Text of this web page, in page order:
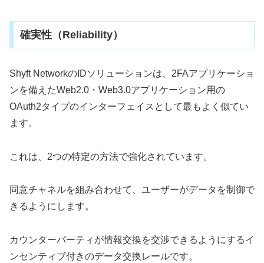
確実性（Reliability）
Shyft NetworkのIDソリューションは、2FAアプリケーショ
ンを備えたWeb2.0・Web3.0アプリケーション用の
OAuth2タイプのインターフェイスとして最もよく似てい
ます。
これは、2つの特定の方法で強化されています。
同意チャネルを組み合わせて、ユーザーがデータを制御で
きるようにします。
カウンターパーティが情報交換を交渉できるようにするイ
ンセンティブ付きのデータ交換レールです。